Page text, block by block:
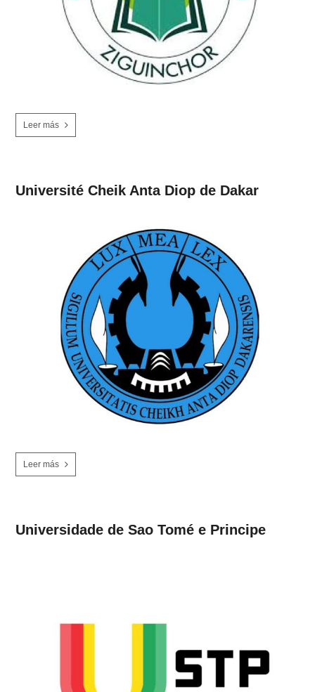
Leer más
Université Cheik Anta Diop de Dakar
Leer más
Universidade de Sao Tomé e Principe